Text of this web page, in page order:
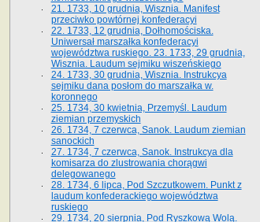
21. 1733, 10 grudnia, Wisznia. Manifest
przeciwko powtórnej konfederacyi
22. 1733, 12 grudnia, Dołhomościska.
Uniwersał marszałka konfederacyi
województwa ruskiego. 23. 1733, 29 grudnia,
Wisznia. Laudum sejmiku wiszeńskiego
24. 1733, 30 grudnia, Wisznia. Instrukcya
sejmiku dana posłom do marszałka w.
koronnego
25. 1734, 30 kwietnia, Przemyśl. Laudum
ziemian przemyskich
26. 1734, 7 czerwca, Sanok. Laudum ziemian
sanockich
27. 1734, 7 czerwca, Sanok. Instrukcya dla
komisarza do zlustrowania chorągwi
delegowanego
28. 1734, 6 lipca, Pod Szczutkowem. Punkt z
laudum konfederackiego województwa
ruskiego
29. 1734, 20 sierpnia, Pod Ryszkową Wolą.